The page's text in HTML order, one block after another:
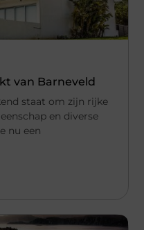
van Barneveld
staat om zijn rijke
en diverse
nu een